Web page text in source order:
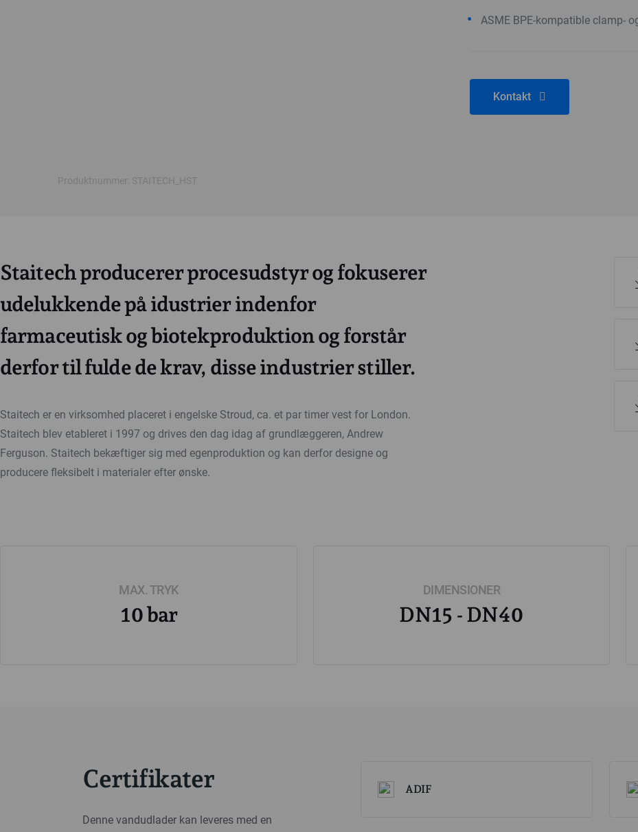
ASME BPE-kompatible clamp-
Kontakt
Produktnummer: STAITECH_HST
Staitech producerer procesudstyr og fokuserer
udelukkende på idustrier indenfor
farmaceutisk og biotekproduktion og forstår
derfor til fulde de krav, disse industrier stiller.
Staitech er en virksomhed placeret i engelske Stroud, ca. et par timer vest for London.
Staitech blev etableret i 1997 og drives den dag idag af grundlæggeren, Andrew
Ferguson. Staitech bekæftiger sig med egenproduktion og kan derfor designe og
producere fleksibelt i materialer efter ønske.
MAX. TRYK
10 bar
DIMENSIONER
DN15 - DN40
Certifikater
Denne vandudlader kan leveres med en
ADIF